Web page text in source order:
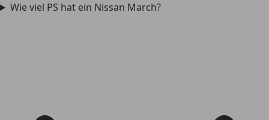
Wie viel PS hat ein Nissan March?